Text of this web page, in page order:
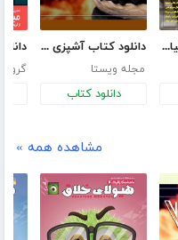
دانلود ماهنامه ادبیات داستانی چوک - شماره 143 دانلود کتاب آشپزی - غذاهای آماده و فوری
مجله ویستا
دانلود کتاب
مشاهده همه »